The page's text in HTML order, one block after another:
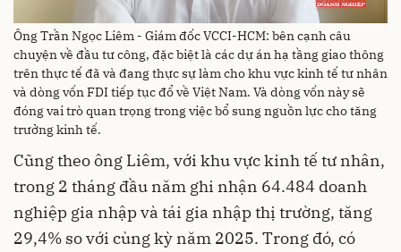
Ông Trần Ngọc Liêm - Giám đốc VCCI-HCM: bên cạnh câu
chuyện về đầu tư công, đặc biệt là các dự án hạ tầng giao thông
trên thực tế đã và đang thực sự làm cho khu vực kinh tế tư nhân
và dòng vốn FDI tiếp tục đổ về Việt Nam. Và dòng vốn này sẽ
đóng vai trò quan trọng trong việc bổ sung nguồn lực cho tăng
trưởng kinh tế.
Cũng theo ông Liêm, với khu vực kinh tế tư nhân,
trong 2 tháng đầu năm ghi nhận 64.484 doanh
nghiệp gia nhập và tái gia nhập thị trường, tăng
29,4% so với cùng kỳ năm 2025. Trong đó, có